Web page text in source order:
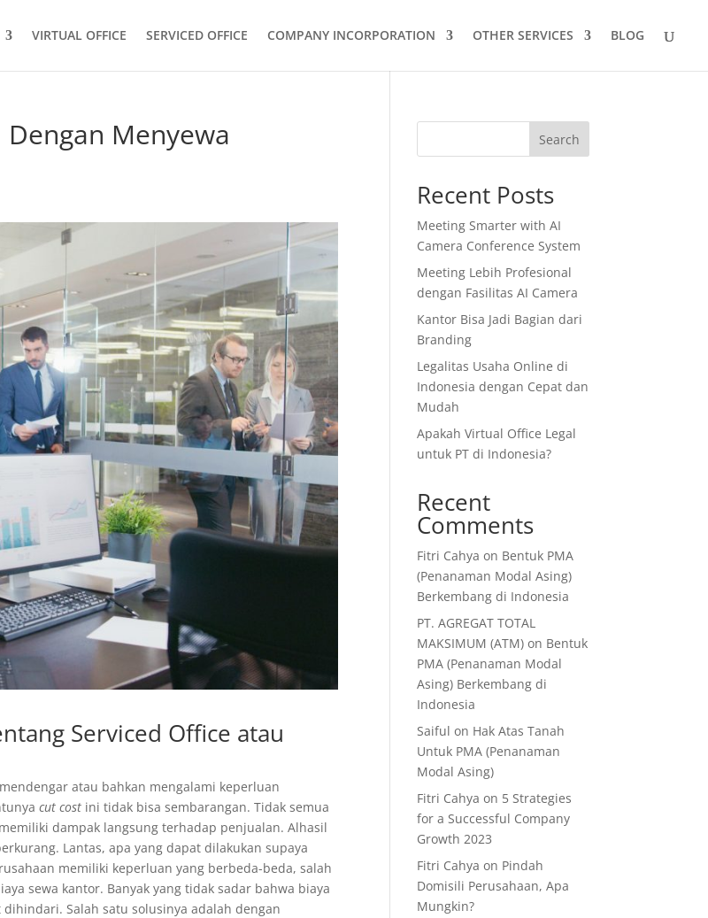
VIRTUAL OFFICE SERVICED OFFICE COMPANY INCORPORATION OTHER SERVICES BLOG
Menyewa
Serviced Office atau
atau bahkan mengalami keperluan
cut cost ini tidak bisa sembarangan. Tidak semua
dampak langsung terhadap penjualan. Alhasil
Lantas, apa yang dapat dilakukan supaya
memiliki keperluan yang berbeda-beda, salah
sewa kantor. Banyak yang tidak sadar bahwa biaya
Salah satu solusinya adalah dengan
Search
Recent Posts
Meeting Smarter with AI
Camera Conference System
Meeting Lebih Profesional
dengan Fasilitas AI Camera
Kantor Bisa Jadi Bagian dari
Branding
Legalitas Usaha Online di
Indonesia dengan Cepat dan
Mudah
Apakah Virtual Office Legal
untuk PT di Indonesia?
Recent
Comments
Fitri Cahya on Bentuk PMA
(Penanaman Modal Asing)
Berkembang di Indonesia
PT. AGREGAT TOTAL
MAKSIMUM (ATM) on Bentuk
PMA (Penanaman Modal
Asing) Berkembang di
Indonesia
Saiful on Hak Atas Tanah
Untuk PMA (Penanaman
Modal Asing)
Fitri Cahya on 5 Strategies
for a Successful Company
Growth 2023
Fitri Cahya on Pindah
Domisili Perusahaan, Apa
Mungkin?